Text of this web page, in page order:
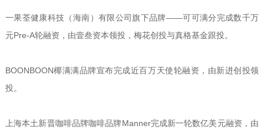
一果荃健康科技（海南）有限公司旗下品牌——可可满分完成数千万
元Pre-A轮融资，由壹叁资本领投，梅花创投与真格基金跟投。
BOONBOON椰满满品牌宣布完成近百万天使轮融资，由新进创投领
投。
上海本土新晋咖啡品牌咖啡品牌Manner完成新一轮数亿美元融资，由